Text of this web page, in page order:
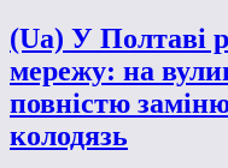
(Ua) У Полтаві
мережу: на
повністю
колодязь